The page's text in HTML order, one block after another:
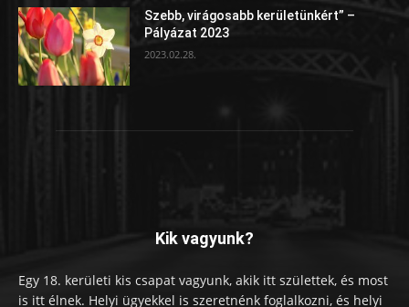
Szebb, virágosabb kerületünkért” –
Pályázat 2023
2023.02.28.
Kik vagyunk?
Egy 18. kerületi kis csapat vagyunk, akik itt születtek, és most
is itt élnek. Helyi ügyekkel is szeretnénk foglalkozni, és helyi